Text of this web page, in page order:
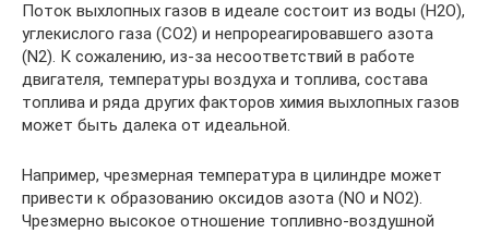
Поток выхлопных газов в идеале состоит из воды (H2O),
углекислого газа (CO2) и непрореагировавшего азота
(N2). К сожалению, из-за несоответствий в работе
двигателя, температуры воздуха и топлива, состава
топлива и ряда других факторов химия выхлопных газов
может быть далека от идеальной.
Например, чрезмерная температура в цилиндре может
привести к образованию оксидов азота (NO и NO2).
Чрезмерно высокое отношение топливно-воздушной